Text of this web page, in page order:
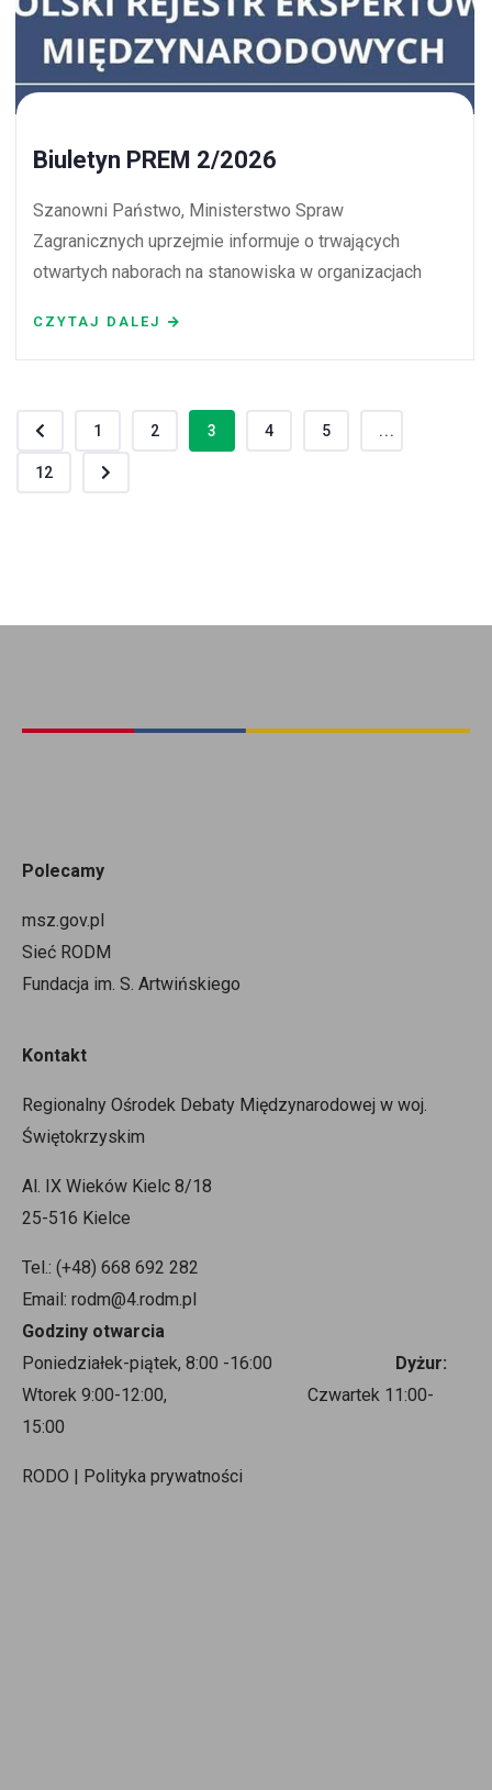
Biuletyn PREM 2/2026
Szanowni Państwo, Ministerstwo Spraw
Zagranicznych uprzejmie informuje o trwających
otwartych naborach na stanowiska w organizacjach
CZYTAJ DALEJ
1 2 3 4 5 ...
12
Polecamy
msz.gov.pl
Sieć RODM
Fundacja im. S. Artwińskiego
Kontakt
Regionalny Ośrodek Debaty Międzynarodowej w woj.
Świętokrzyskim
Al. IX Wieków Kielc 8/18
25-516 Kielce
Tel.: (+48) 668 692 282
Email: rodm@4.rodm.pl
Godziny otwarcia
Poniedziałek-piątek, 8:00 -16:00 Dyżur:
Wtorek 9:00-12:00, Czwartek 11:00-
15:00
RODO | Polityka prywatności